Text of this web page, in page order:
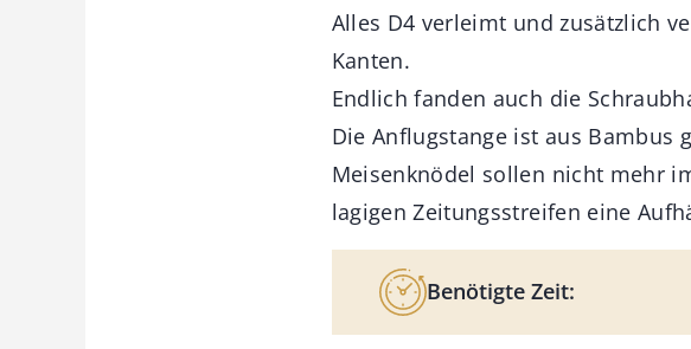
Alles D4 verleimt und zusätzlich
Kanten.
Endlich fanden auch die
Die Anflugstange ist aus
Meisenknödel sollen nicht mehr
lagigen Zeitungsstreifen eine
Benötigte Zeit: